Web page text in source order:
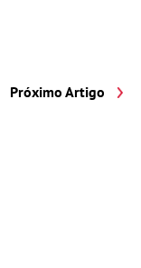
Próximo Artigo